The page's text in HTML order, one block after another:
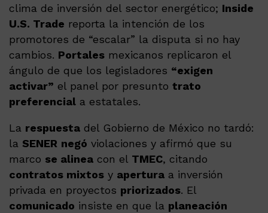
clima de inversión del sector energético; Inside
U.S. Trade reporta la intención de los
promotores de “escalar” la disputa si no hay
cambios. Portales mexicanos replicaron el
ángulo de que los legisladores “exigen
activar” el panel por presunto trato
preferencial a estatales.
La respuesta del Gobierno de México no tardó:
la SENER negó violaciones y afirmó que su
marco se alinea con el TMEC, citando
contratos mixtos y apertura a inversión
privada en proyectos priorizados. El
comunicado insiste en que la planeación